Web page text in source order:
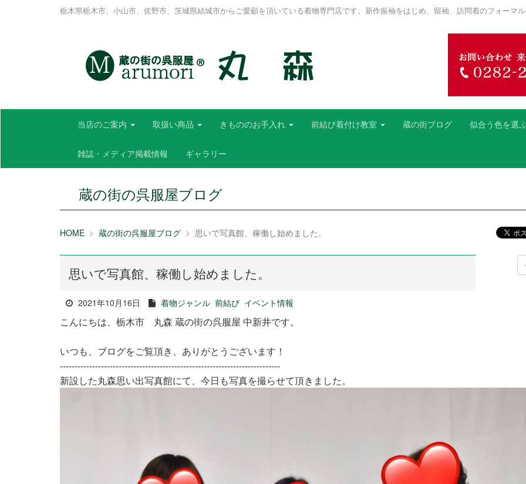
栃木県栃木市、小山市、佐野市、茨城県結城市からご愛顧を頂いている着物専門店です。新作振袖をはじめ、留袖、訪問着のフォーマ
当店のご案内 取扱い商品 きもののお手入れ 前結び着付け教室 蔵の街ブログ 似合う色を選
雑誌・メディア掲載情報 ギャラリー
蔵の街の呉服屋ブログ
HOME 蔵の街の呉服屋ブログ 思いで写真館、稼働し始めました。
思いで写真館、稼働し始めました。
2021年10月16日 着物ジャンル 前結び イベント情報
こんにちは、栃木市 丸森 蔵の街の呉服屋 中新井です。
いつも、ブログをご覧頂き、ありがとうございます！
---------------------------------------------------------------------------
新設した丸森思い出写真館にて、今日も写真を撮らせて頂きました。